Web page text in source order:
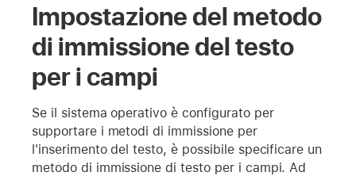
Impostazione del metodo
di immissione del testo
per i campi
Se il sistema operativo è configurato per
supportare i metodi di immissione per
l'inserimento del testo, è possibile specificare un
metodo di immissione di testo per i campi. Ad